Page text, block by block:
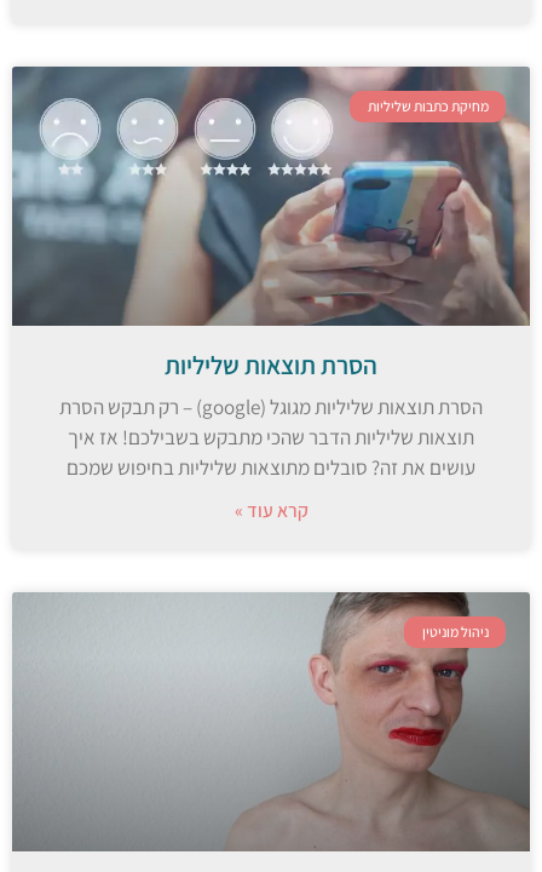
מחיקת כתבות שליליות
הסרת תוצאות שליליות
הסרת תוצאות שליליות מגוגל (google) – רק תבקש הסרת
תוצאות שליליות הדבר שהכי מתבקש בשבילכם! אז איך
עושים את זה? סובלים מתוצאות שליליות בחיפוש שמכם
קרא עוד »
ניהול מוניטין